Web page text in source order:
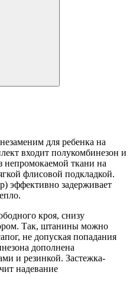
для ребенка на
входит полукомбинезон и
непромокаемой ткани на
флисовой подкладкой.
эффективно задерживает
кроя, снизу
Так, штанины можно
не допуская попадания
дополнена
и резинкой. Застежка-
надевание